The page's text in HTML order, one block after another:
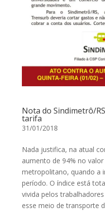
Nota do Sindimetrô/
tarifa
31/01/2018
Nada justifica, na atual
aumento de 94% no
metropolitano, quando a
período. O índice está
vivida pelos
esse meio de transporte